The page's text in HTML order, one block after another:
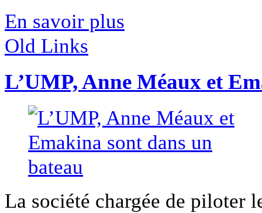
En savoir plus
Old Links
L’UMP, Anne Méaux et
La société chargée de piloter